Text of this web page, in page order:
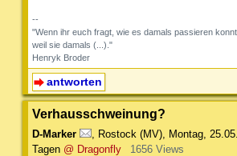
--
"Wenn ihr euch fragt, wie es damals passieren
weil sie damals (...)."
Henryk Broder
antworten
Verhausschweinung?
D-Marker Rostock (MV) Montag,
Tagen @ Dragonfly 1656 Views